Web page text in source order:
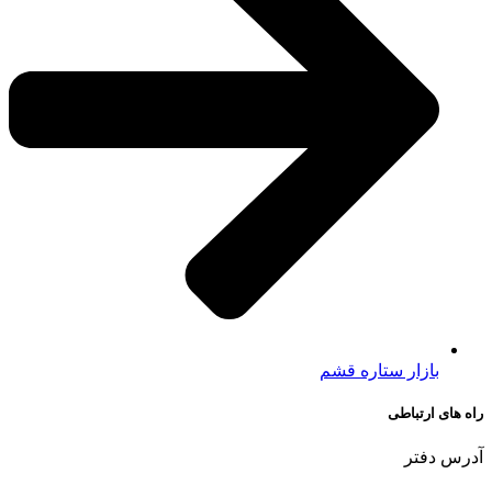
بازار ستاره قشم
راه های ارتباطی
آدرس دفتر